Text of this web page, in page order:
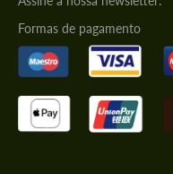
Formas de pagamento